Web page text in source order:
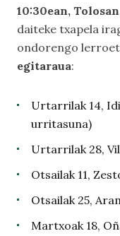
10:30ean, Tolosan
daiteke txapela
ondorengo
egitaraua:
Urtarrilak 14,
urritasuna)
Urtarrilak 28,
Otsailak 11,
Otsailak 25,
Martxoak 18,